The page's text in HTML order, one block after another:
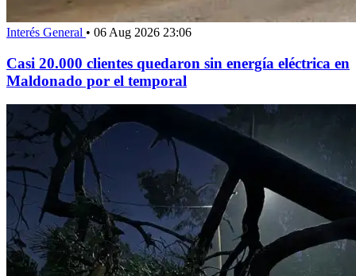
Interés General • 06 Aug 2026 23:06
Casi 20.000 clientes quedaron sin energía eléctrica en
Maldonado por el temporal